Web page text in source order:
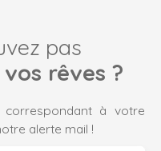
pas
rêves ?
correspondant à votre
alerte mail !